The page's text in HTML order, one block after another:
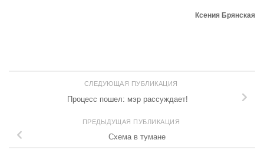
Ксения Брянская
СЛЕДУЮЩАЯ ПУБЛИКАЦИЯ
Процесс пошел: мэр рассуждает!
ПРЕДЫДУЩАЯ ПУБЛИКАЦИЯ
Схема в тумане